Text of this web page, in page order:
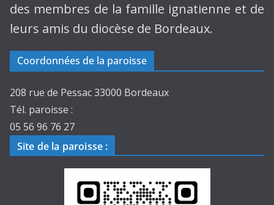
des membres de la famille ignatienne et de
leurs amis du diocèse de Bordeaux.
Coordonnées de la paroisse
208 rue de Pessac 33000 Bordeaux
Tél. paroisse :
05 56 96 76 27
Site de la paroisse :